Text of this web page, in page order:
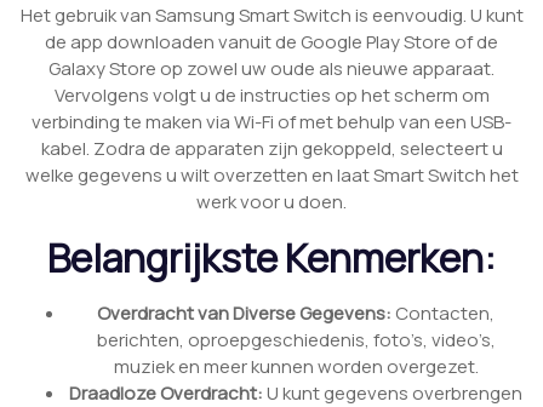
Het gebruik van Samsung Smart Switch is eenvoudig. U kunt
de app downloaden vanuit de Google Play Store of de
Galaxy Store op zowel uw oude als nieuwe apparaat.
Vervolgens volgt u de instructies op het scherm om
verbinding te maken via Wi-Fi of met behulp van een USB-
kabel. Zodra de apparaten zijn gekoppeld, selecteert u
welke gegevens u wilt overzetten en laat Smart Switch het
werk voor u doen.
Belangrijkste Kenmerken:
Overdracht van Diverse Gegevens: Contacten,
berichten, oproepgeschiedenis, foto’s, video’s,
muziek en meer kunnen worden overgezet.
Draadloze Overdracht:U kunt gegevens overbrengen